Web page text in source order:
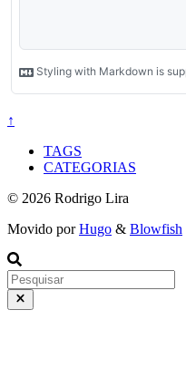
↑
TAGS
CATEGORIAS
© 2026 Rodrigo Lira
Movido porHugo & Blowfish